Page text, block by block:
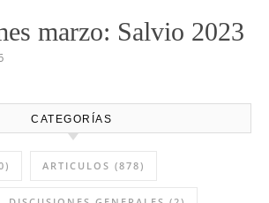
marzo: Salvio 2023
CATEGORÍAS
ARTICULOS (878)